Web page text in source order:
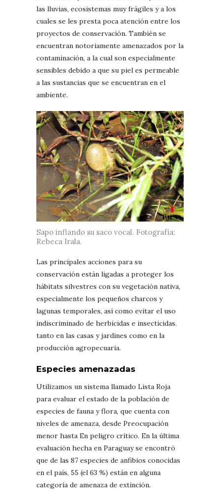
las lluvias, ecosistemas muy frágiles y a los
cuales se les presta poca atención entre los
proyectos de conservación. También se
encuentran notoriamente amenazados por la
contaminación, a la cual son especialmente
sensibles debido a que su piel es permeable
a las sustancias que se encuentran en el
ambiente.
Sapo inflando su saco vocal. Fotografía:
Rebeca Irala.
Las principales acciones para su
conservación están ligadas a proteger los
hábitats silvestres con su vegetación nativa,
especialmente los pequeños charcos y
lagunas temporales, así como evitar el uso
indiscriminado de herbicidas e insecticidas.
tanto en las casas y jardines como en la
producción agropecuaria.
Especies amenazadas
Utilizamos un sistema llamado Lista Roja
para evaluar el estado de la población de
especies de fauna y flora, que cuenta con
niveles de amenaza, desde Preocupación
menor hasta En peligro crítico. En la última
evaluación hecha en Paraguay se encontró
que de las 87 especies de anfibios conocidas
en el país, 55 (el 63 %) están en alguna
categoría de amenaza de extinción.